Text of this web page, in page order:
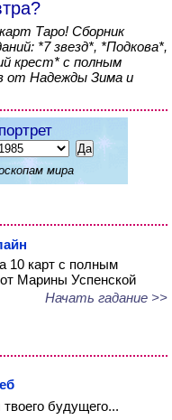
Таро! Сборник
*7 звезд*, *Подкова*,
крест* с полным
от Надежды Зима и
мира
10 карт с полным
Марины Успенской
Начать гадание >>
твоего будущего...